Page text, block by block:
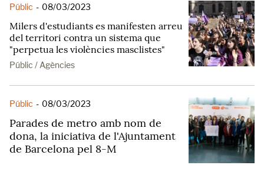
Públic - 08/03/2023
Milers d'estudiants es manifesten arreu
del territori contra un sistema que
"perpetua les violències masclistes"
Públic / Agències
Públic - 08/03/2023
Parades de metro amb nom de
dona, la iniciativa de l'Ajuntament
de Barcelona pel 8-M